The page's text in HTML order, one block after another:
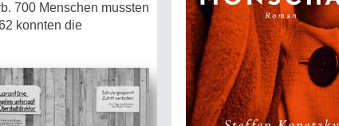
700 Menschen mussten
konnten die
TV & Kino
Die Stars:
Wer hat wo